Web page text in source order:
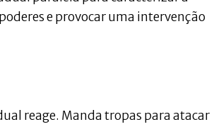
e provocar uma intervenção
reage. Manda tropas para atacar